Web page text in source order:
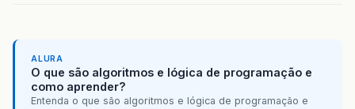
ALURA
O que são algoritmos e lógica de programação e
como aprender?
Entenda o que são algoritmos e lógica de programação e